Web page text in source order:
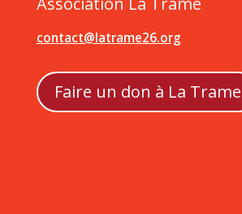
contact@latrame26.org
Faire un don à La Trame